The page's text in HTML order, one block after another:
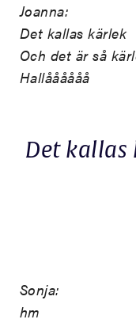
Joanna:
Det kallas kärlek
Och det är så
Hallåååååå
Det kallas
Sonja:
hm